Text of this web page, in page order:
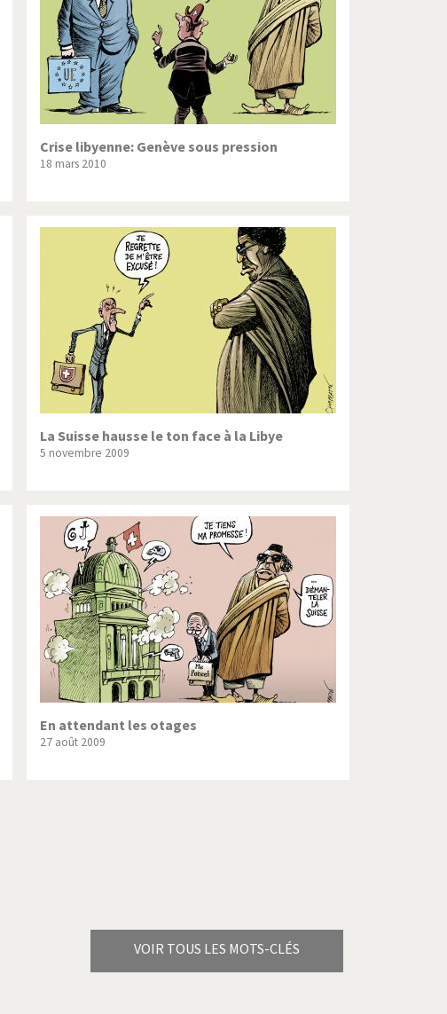
Crise libyenne: Genève sous pression
18 mars 2010
La Suisse hausse le ton face à la Libye
5 novembre 2009
En attendant les otages
27 août 2009
VOIR TOUS LES MOTS-CLÉS